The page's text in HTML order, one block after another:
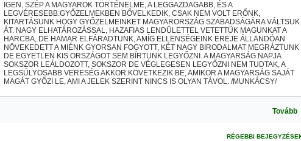
IGEN, SZÉP A MAGYAROK TÖRTÉNELME, A LEGGAZDAGABB, ÉS A
LEGVÉRESEBB:GYŐZELMEKBEN BŐVELKEDIK, CSAK NEM VOLT ERŐNK,
KITARTÁSUNK HOGY GYŐZELMEINKET MAGYARORSZÁG SZABADSÁGÁRA VÁLTSUK
ÁT. NAGY ELHATÁROZÁSSAL, HAZAFIAS LENDÜLETTEL VETETTÜK MAGUNKAT A
HARCBA, DE HAMAR ELFÁRADTUNK, AMÍG ELLENSÉGEINK EREJE ÁLLANDÓAN
NÖVEKEDETT A MIÉNK GYORSAN FOGYOTT, KÉT NAGY BIRODALMAT MEGRÁZTUNK
DE EGYETLEN KIS ORSZÁGOT SEM BÍRTUNK LEGYŐZNI. A MAGYARSÁG NAPJA
SOKSZOR LEÁLDOZOTT, SOKSZOR DE VÉGLEGESEN LEGYŐZNI NEM TUDTAK, A
LEGSÚLYOSABB VERESÉG AKKOR KÖVETKEZIK BE, AMIKOR A MAGYARSÁG SAJÁT
MAGÁT GYŐZI LE, AMI A JELEK SZERINT NINCS IS OLYAN TÁVOL. /MUNKÁCSY/
Tovább
RÉGEBBI